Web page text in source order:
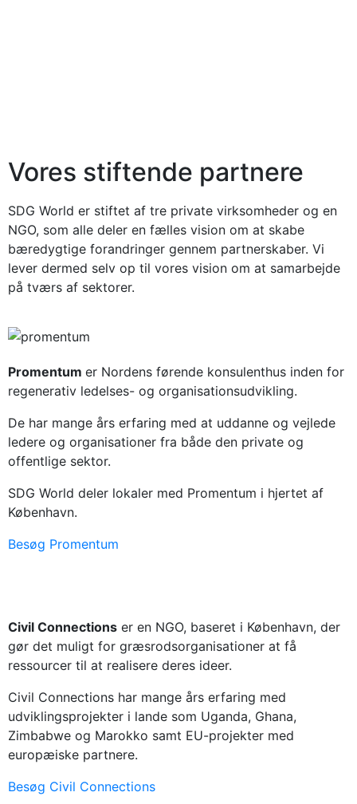
Vores stiftende partnere
SDG World er stiftet af tre private virksomheder og en
NGO, som alle deler en fælles vision om at skabe
bæredygtige forandringer gennem partnerskaber. Vi
lever dermed selv op til vores vision om at samarbejde
på tværs af sektorer.
Promentum er Nordens førende konsulenthus inden for
regenerativ ledelses- og organisationsudvikling.
De har mange års erfaring med at uddanne og vejlede
ledere og organisationer fra både den private og
offentlige sektor.
SDG World deler lokaler med Promentum i hjertet af
København.
Besøg Promentum
Civil Connections er en NGO, baseret i København, der
gør det muligt for græsrodsorganisationer at få
ressourcer til at realisere deres ideer.
Civil Connections har mange års erfaring med
udviklingsprojekter i lande som Uganda, Ghana,
Zimbabwe og Marokko samt EU-projekter med
europæiske partnere.
Besøg Civil Connections